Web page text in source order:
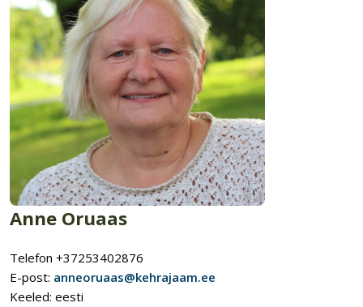
Anne Oruaas
Telefon +37253402876
E-post: anneoruaas@kehrajaam.ee
Keeled: eesti